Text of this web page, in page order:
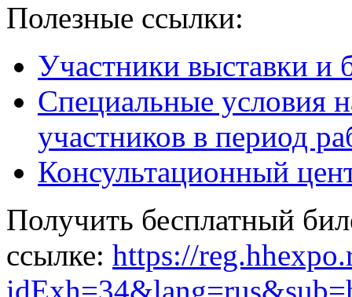
Полезные ссылки:
Участники выставки и
Специальные условия
участников в период
Консультационный
Получить бесплатный
ссылке: https://